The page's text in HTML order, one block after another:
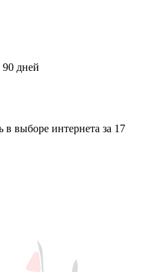
90 дней
выборе интернета за 17